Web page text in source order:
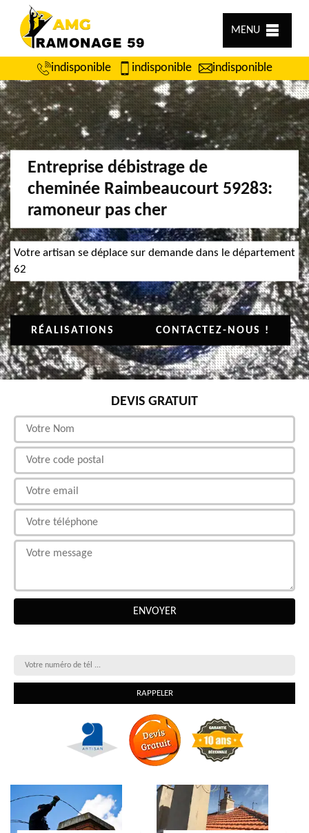
MENU
indisponible indisponible indisponible
Entreprise débistrage de
cheminée Raimbeaucourt 59283:
ramoneur pas cher
Votre artisan se déplace sur demande dans le département
62
RÉALISATIONS CONTACTEZ-NOUS !
DEVIS GRATUIT